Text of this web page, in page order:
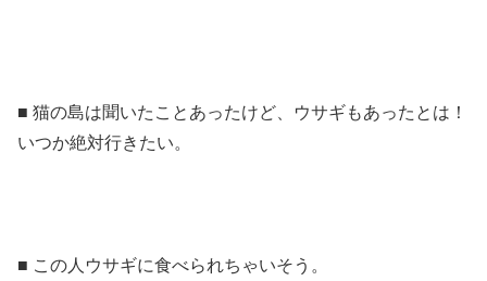
■ 猫の島は聞いたことあったけど、ウサギもあったとは！
いつか絶対行きたい。
■ この人ウサギに食べられちゃいそう。